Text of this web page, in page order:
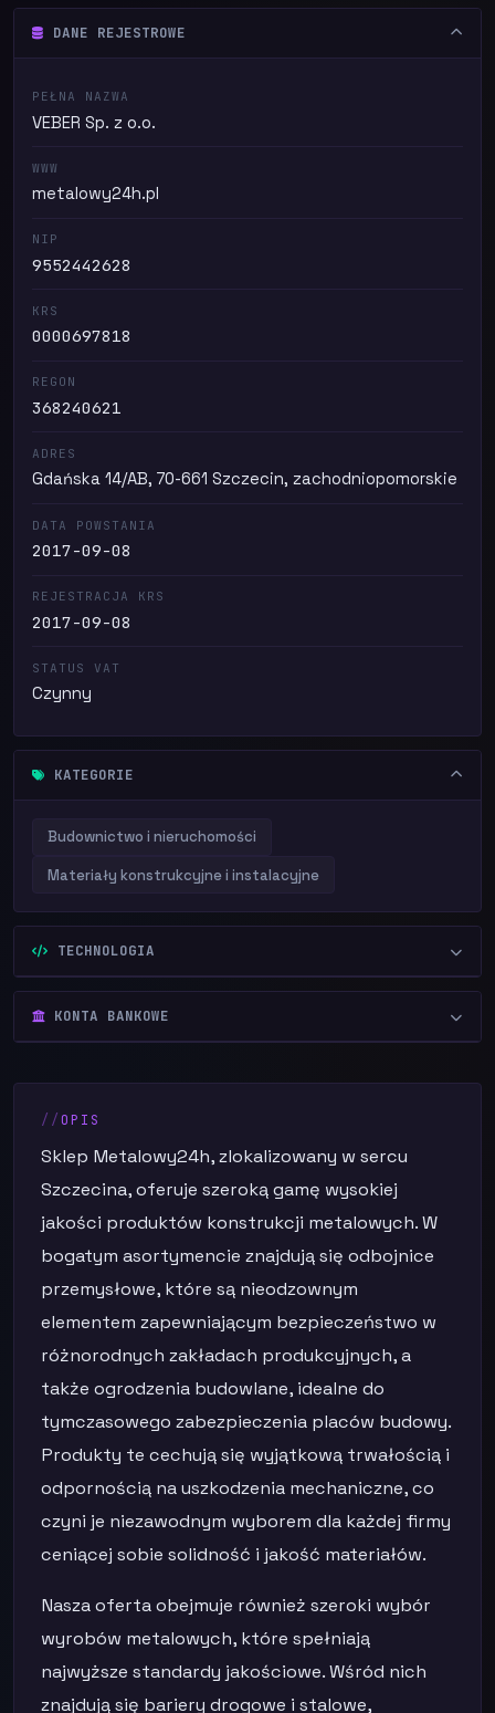
DANE REJESTROWE
PEŁNA NAZWA
VEBER Sp. z o.o.
WWW
metalowy24h.pl
NIP
9552442628
KRS
0000697818
REGON
368240621
ADRES
Gdańska 14/AB, 70-661 Szczecin, zachodniopomorskie
DATA POWSTANIA
2017-09-08
REJESTRACJA KRS
2017-09-08
STATUS VAT
Czynny
KATEGORIE
Budownictwo i nieruchomości
Materiały konstrukcyjne i instalacyjne
TECHNOLOGIA
KONTA BANKOWE
OPIS
Sklep Metalowy24h, zlokalizowany w sercu
Szczecina, oferuje szeroką gamę wysokiej
jakości produktów konstrukcji metalowych. W
bogatym asortymencie znajdują się odbojnice
przemysłowe, które są nieodzownym
elementem zapewniającym bezpieczeństwo w
różnorodnych zakładach produkcyjnych, a
także ogrodzenia budowlane, idealne do
tymczasowego zabezpieczenia placów budowy.
Produkty te cechują się wyjątkową trwałością i
odpornością na uszkodzenia mechaniczne, co
czyni je niezawodnym wyborem dla każdej firmy
ceniącej sobie solidność i jakość materiałów.
Nasza oferta obejmuje również szeroki wybór
wyrobów metalowych, które spełniają
najwyższe standardy jakościowe. Wśród nich
znajdują się bariery drogowe i stalowe,